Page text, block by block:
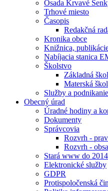
Osada Krvavé
Trhové miesto
Časopis
Redakčná
Kronika obce
Knižnica,
Nabíjacia stanica
Školstvo
Základná
Materská
Služby a podnikanie
Obecný úrad
Úradné hodiny a
Dokumenty
Správcovia
Rozvrh -
Rozvrh -
Stará www do 2014
Elektronické služby
GDPR
Protispoločenská